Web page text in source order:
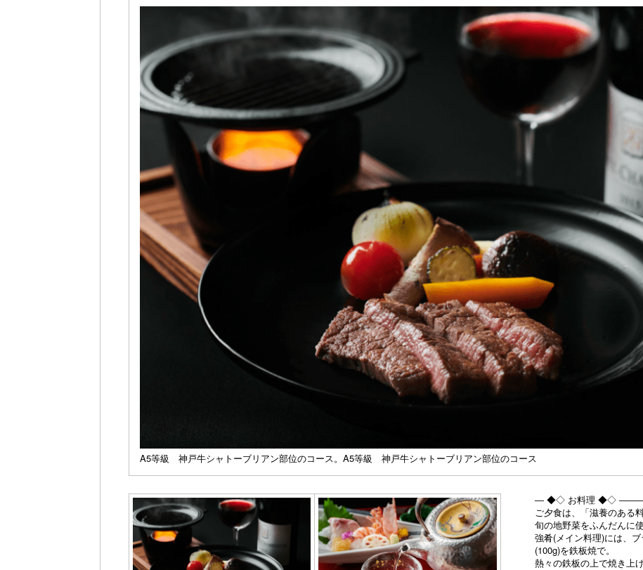
A5等級 神戸牛シャトーブリアン部位のコース。A5等級 神戸牛シャトーブリアン部位のコース
― ◆◇ お料理 ◆◇
ご夕食は、「滋養のある
旬の地野菜をふんだんに
強肴(メイン料理)には、
(100g)を鉄板焼で。
熱々の鉄板の上で焼き上